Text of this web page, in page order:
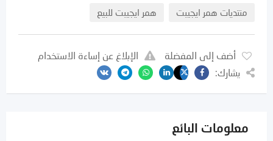
منتديات همر ايجيبت همر ايجيبت للبيع
أضف إلى المفضلة
الإبلاغ عن إساءة الاستخدام
يشارك:
معلومات البائع